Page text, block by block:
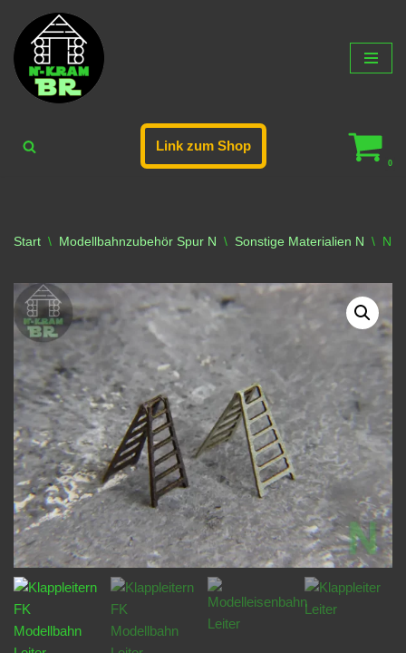
Zum
Inhalt
springen
Link zum Shop
0
Start \ Modellbahnzubehör Spur N \ Sonstige Materialien N \